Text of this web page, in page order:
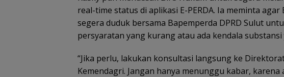
real-time status di aplikasi E-PERDA. Ia meminta
segera duduk bersama Bapemperda DPRD Sulut
persyaratan yang kurang atau ada kendala
“Jika perlu, lakukan konsultasi langsung ke
Kemendagri. Jangan hanya menunggu kabar,